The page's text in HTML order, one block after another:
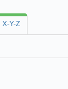
X-Y-Z